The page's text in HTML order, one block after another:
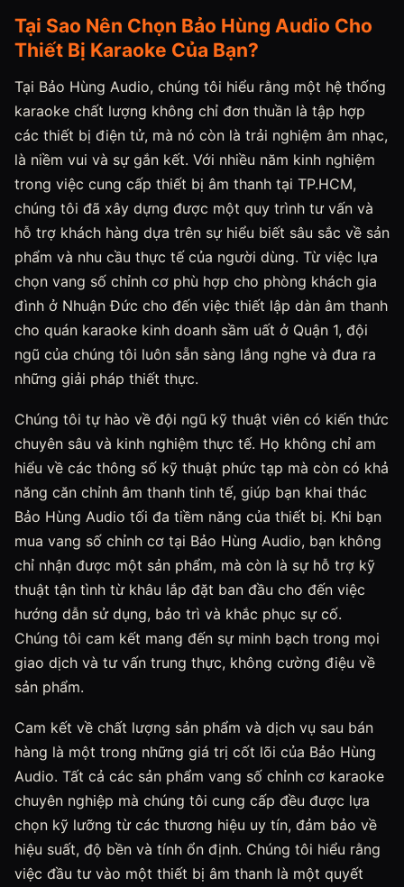
Tại Sao Nên Chọn Bảo Hùng Audio Cho
Thiết Bị Karaoke Của Bạn?
Tại Bảo Hùng Audio, chúng tôi hiểu rằng một hệ thống
karaoke chất lượng không chỉ đơn thuần là tập hợp
các thiết bị điện tử, mà nó còn là trải nghiệm âm nhạc,
là niềm vui và sự gắn kết. Với nhiều năm kinh nghiệm
trong việc cung cấp thiết bị âm thanh tại TP.HCM,
chúng tôi đã xây dựng được một quy trình tư vấn và
hỗ trợ khách hàng dựa trên sự hiểu biết sâu sắc về sản
phẩm và nhu cầu thực tế của người dùng. Từ việc lựa
chọn vang số chỉnh cơ phù hợp cho phòng khách gia
đình ở Nhuận Đức cho đến việc thiết lập dàn âm thanh
cho quán karaoke kinh doanh sầm uất ở Quận 1, đội
ngũ của chúng tôi luôn sẵn sàng lắng nghe và đưa ra
những giải pháp thiết thực.
Chúng tôi tự hào về đội ngũ kỹ thuật viên có kiến thức
chuyên sâu và kinh nghiệm thực tế. Họ không chỉ am
hiểu về các thông số kỹ thuật phức tạp mà còn có khả
năng căn chỉnh âm thanh tinh tế, giúp bạn khai thác
Bảo Hùng Audio tối đa tiềm năng của thiết bị. Khi bạn
mua vang số chỉnh cơ tại Bảo Hùng Audio, bạn không
chỉ nhận được một sản phẩm, mà còn là sự hỗ trợ kỹ
thuật tận tình từ khâu lắp đặt ban đầu cho đến việc
hướng dẫn sử dụng, bảo trì và khắc phục sự cố.
Chúng tôi cam kết mang đến sự minh bạch trong mọi
giao dịch và tư vấn trung thực, không cường điệu về
sản phẩm.
Cam kết về chất lượng sản phẩm và dịch vụ sau bán
hàng là một trong những giá trị cốt lõi của Bảo Hùng
Audio. Tất cả các sản phẩm vang số chỉnh cơ karaoke
chuyên nghiệp mà chúng tôi cung cấp đều được lựa
chọn kỹ lưỡng từ các thương hiệu uy tín, đảm bảo về
hiệu suất, độ bền và tính ổn định. Chúng tôi hiểu rằng
việc đầu tư vào một thiết bị âm thanh là một quyết